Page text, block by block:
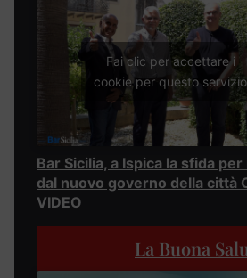
Fai clic per accettare i
cookie per questo servizio
Bar Sicilia, a Ispica la sfida
dal nuovo governo della città
VIDEO
La Buona